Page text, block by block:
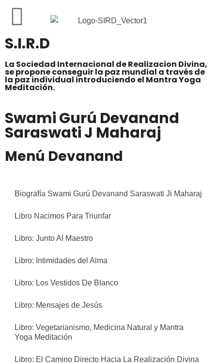
S.I.R.D
La Sociedad Internacional de Realizacion Divina,
se propone conseguir la paz mundial a través de
la paz individual introduciendo el Mantra Yoga
Meditación.
Swami Gurú Devanand
Saraswati J Maharaj
Menú Devanand
Biografía Swami Gurú Devanand Saraswati Ji Maharaj
Libro Nacimos Para Triunfar
Libro: Junto Al Maestro
Libro: Intimidades del Alma
Libro: Los Vestidos De Blanco
Libro: Mensajes de Jesús
Libro: Vegetarianismo, Medicina Natural y Mantra
Yoga Meditación
Libro: El Camino Directo Hacia La Realización Divina